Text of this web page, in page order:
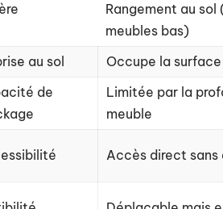
Rangement au sol
meubles bas)
au sol
Occupe la
de
Limitée par la
meuble
Accès direct